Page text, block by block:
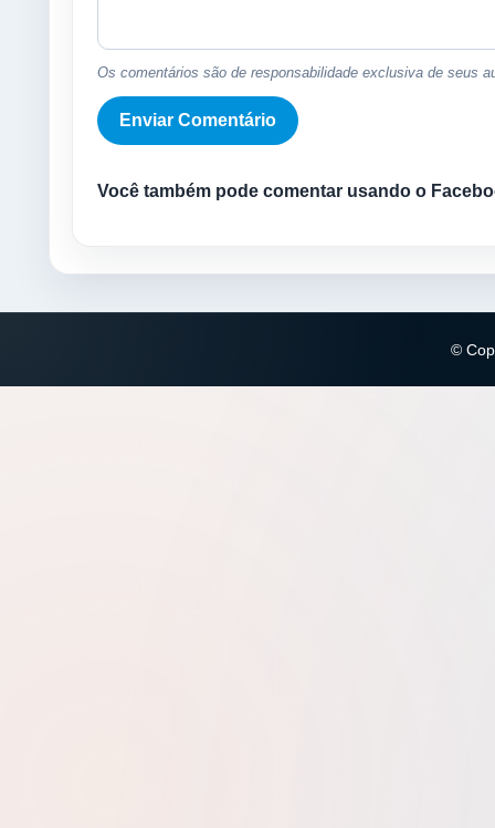
Os comentários são de responsabilidade exclusiva de seus
Você também pode comentar usando o
©